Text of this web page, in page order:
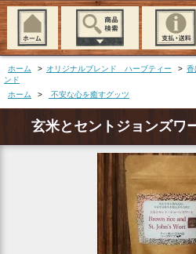
ホーム > オリジナルブレンド ハーブティー > 香
ンド
ホーム
> 不安な心を癒すグッツ
玄米とセントジョンズワ